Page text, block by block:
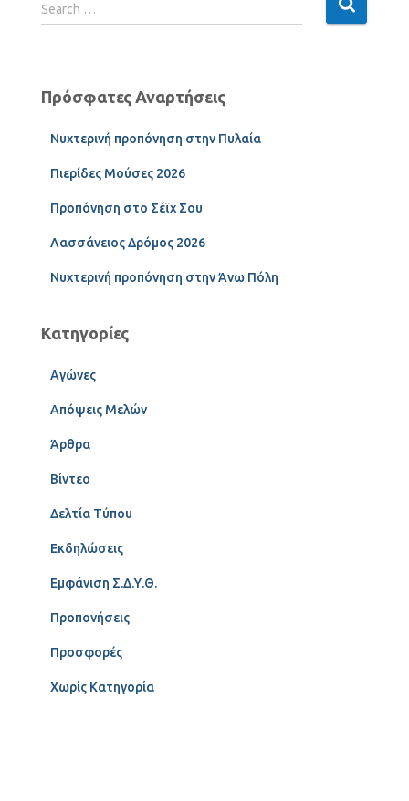
Search …
Πρόσφατες Αναρτήσεις
Νυχτερινή προπόνηση στην Πυλαία
Πιερίδες Μούσες 2026
Προπόνηση στο Σέϊχ Σου
Λασσάνειος Δρόμος 2026
Νυχτερινή προπόνηση στην Άνω Πόλη
Κατηγορίες
Αγώνες
Απόψεις Μελών
Άρθρα
Βίντεο
Δελτία Τύπου
Εκδηλώσεις
Εμφάνιση Σ.Δ.Υ.Θ.
Προπονήσεις
Προσφορές
Χωρίς Κατηγορία